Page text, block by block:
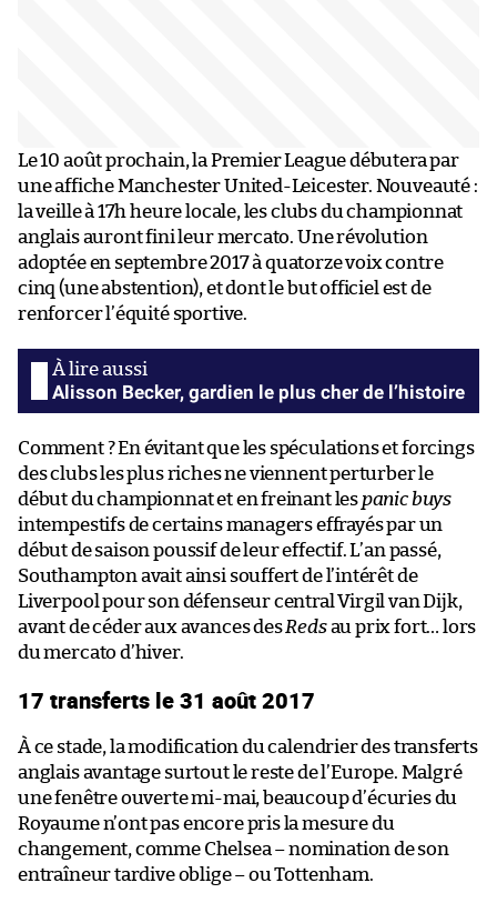
Le 10 août prochain, la Premier League débutera par
une affiche Manchester United-Leicester. Nouveauté :
la veille à 17h heure locale, les clubs du championnat
anglais auront fini leur mercato. Une révolution
adoptée en septembre 2017 à quatorze voix contre
cinq (une abstention), et dont le but officiel est de
renforcer l’équité sportive.
Alisson Becker, gardien le plus cher de l’histoire
Comment ? En évitant que les spéculations et forcings
des clubs les plus riches ne viennent perturber le
début du championnat et en freinant les panic buys
intempestifs de certains managers effrayés par un
début de saison poussif de leur effectif. L’an passé,
Southampton avait ainsi souffert de l’intérêt de
Liverpool pour son défenseur central Virgil van Dijk,
avant de céder aux avances desRedsau prix fort… lors
du mercato d’hiver.
17 transferts le 31 août 2017
À ce stade, la modification du calendrier des transferts
anglais avantage surtout le reste de l’Europe. Malgré
une fenêtre ouverte mi-mai, beaucoup d’écuries du
Royaume n’ont pas encore pris la mesure du
changement, comme Chelsea – nomination de son
entraîneur tardive oblige – ou Tottenham.